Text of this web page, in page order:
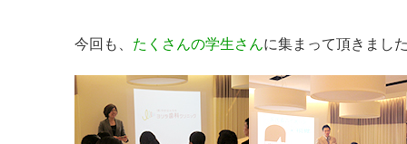
今回も、 たくさんの学生さんに集まって頂きまし